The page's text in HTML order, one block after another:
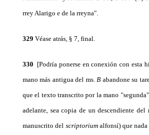
rrey Alarigo e de la rreyna".
329 Véase atrás, § 7, final.
330 [Podría ponerse en conexión con esta
mano más antigua del ms. B aban­done su
que el texto transcrito por la mano
adelante, sea copia de un descendiente del
manuscrito del scriptorium alfonsí) que